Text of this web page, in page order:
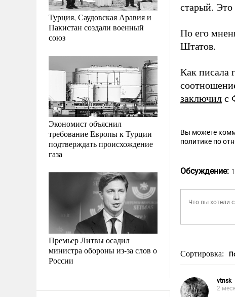
Турция, Саудовская Аравия и
Пакистан создали военный
союз
Экономист объяснил
требование Европы к Турции
подтверждать происхождение
газа
Премьер Литвы осадил
министра обороны из-за слов о
России
старый. Это
По его
Штатов.
Как писала
заключил с
Вы можете
политике по
Обсуждение: 1
Сортировка:
vtnsk
2